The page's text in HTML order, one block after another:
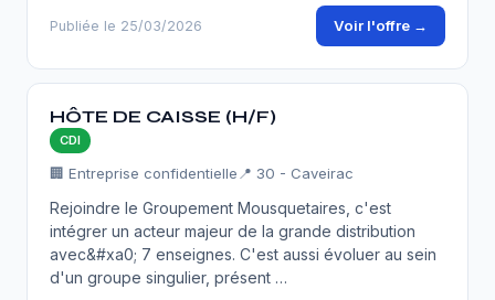
Publiée le 25/03/2026 Voir l'offre →
HÔTE DE CAISSE (H/F)
CDI
🏢 Entreprise confidentielle 📍 30 - Caveirac
Rejoindre le Groupement Mousquetaires, c'est
intégrer un acteur majeur de la grande distribution
avec&#xa0; 7 enseignes. C'est aussi évoluer au sein
d'un groupe singulier, présent …